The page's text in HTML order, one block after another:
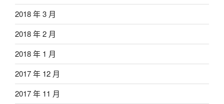
2018 年 3 月
2018 年 2 月
2018 年 1 月
2017 年 12 月
2017 年 11 月